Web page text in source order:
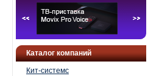
Каталог компаний
Кит-системс